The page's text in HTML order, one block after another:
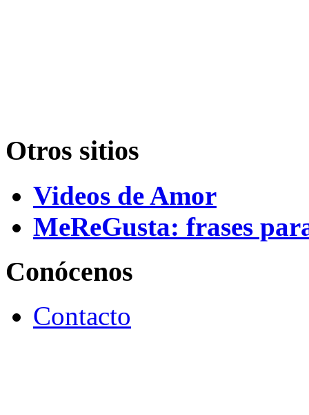
Otros sitios
Videos de Amor
MeReGusta: frases
Conócenos
Contacto